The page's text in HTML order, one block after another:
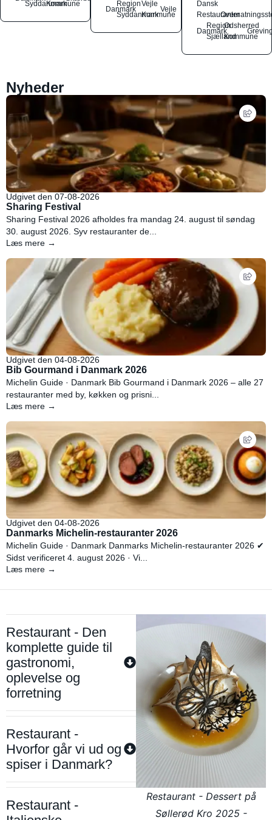
Syddanmark
Kommune
Danmark
Region
Syddanmark
Vejle
Kommune
Vejle
Dansk
Restauranter
Danmark
Region
Sjælland
Odsherred
Kommune
Nyheder
Udgivet den 07-08-2026
Sharing Festival
Sharing Festival 2026 afholdes fra mandag 24. august til søndag
30. august 2026. Syv restauranter de...
Læs mere →
Udgivet den 04-08-2026
Bib Gourmand i Danmark 2026
Michelin Guide · Danmark Bib Gourmand i Danmark 2026 – alle 27
restauranter med by, køkken og prisni...
Læs mere →
Udgivet den 04-08-2026
Danmarks Michelin-restauranter 2026
Michelin Guide · Danmark Danmarks Michelin-restauranter 2026 ✔
Sidst verificeret 4. august 2026 · Vi...
Læs mere →
Restaurant - Den
komplette guide til
gastronomi,
oplevelse og
forretning
Restaurant -
Hvorfor går vi ud og
spiser i Danmark?
Restaurant -
Restaurant - Dessert på
Søllerød Kro 2025 -